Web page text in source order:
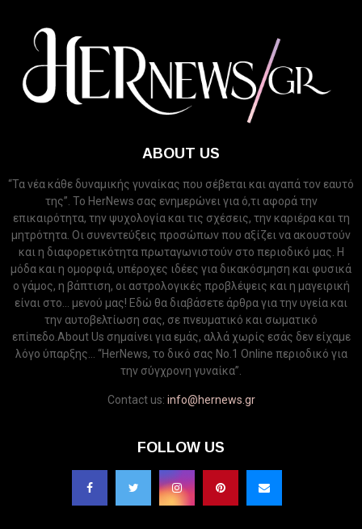
ABOUT US
“Τα νέα κάθε δυναμικής γυναίκας που σέβεται και αγαπά τον εαυτό
της”. Το HerNews σας ενημερώνει για ό,τι αφορά την
επικαιρότητα, την ψυχολογία και τις σχέσεις, την καριέρα και τη
μητρότητα. Οι συνεντεύξεις προσώπων που αξίζει να ακουστούν
και η διαφορετικότητα πρωταγωνιστούν στο περιοδικό μας. Η
μόδα και η ομορφιά, υπέροχες ιδέες για δικακόσμηση και φυσικά
ο γάμος, η βάπτιση, οι αστρολογικές προβλέψεις και η μαγειρική
είναι στο... μενού μας! Εδώ θα διαβάσετε άρθρα για την υγεία και
την αυτοβελτίωση σας, σε πνευματικό και σωματικό
επίπεδο.About Us σημαίνει για εμάς, αλλά χωρίς εσάς δεν είχαμε
λόγο ύπαρξης... “HerNews, το δικό σας Νo.1 Online περιοδικό για
την σύγχρονη γυναίκα”.
Contact us: info@hernews.gr
FOLLOW US